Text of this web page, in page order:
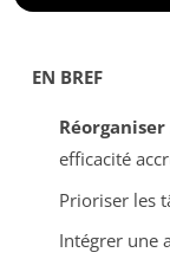
EN BREF
Réorganiser
efficacité
Prioriser les
Intégrer une